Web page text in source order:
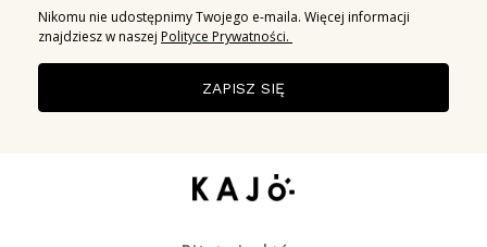
Nikomu nie udostępnimy Twojego e-maila. Więcej informacji
znajdziesz w naszej Polityce Prywatności.
ZAPISZ SIĘ